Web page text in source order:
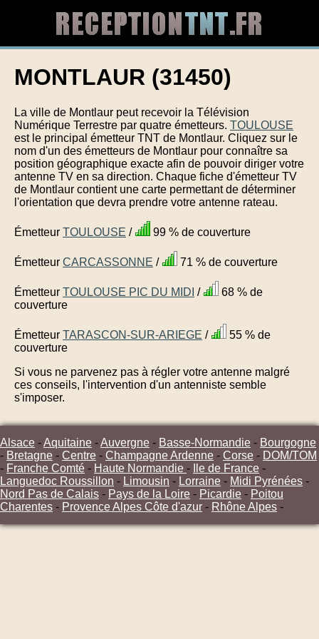
MONTLAUR (31450)
La ville de Montlaur peut recevoir la Télévision
Numérique Terrestre par quatre émetteurs. TOULOUSE
est le principal émetteur TNT de Montlaur. Cliquez sur le
nom d'un des émetteurs de Montlaur pour connaître sa
position géographique exacte afin de pouvoir diriger votre
antenne TV en sa direction. Chaque fiche d'émetteur TV
de Montlaur contient une carte permettant de déterminer
l'orientation que devra prendre votre antenne rateau.
Émetteur TOULOUSE / 99 % de couverture
Émetteur CARCASSONNE / 71 % de couverture
Émetteur TOULOUSE PIC DU MIDI /
68 % de
couverture
Émetteur TARASCON-SUR-ARIEGE /
55 % de
couverture
Si vous ne parvenez pas à régler votre antenne malgré
ces conseils, l'intervention d'un antenniste semble
s'imposer.
Alsace -Aquitaine -Auvergne - Basse-Normandie - Bourgogne
- Bretagne - Centre - Champagne Ardenne - Corse - DOM/TOM
- Franche Comté - Haute Normandie - Ile de France -
Languedoc Roussillon - Limousin - Lorraine - Midi Pyrénées -
Nord Pas de Calais - Pays de la Loire - Picardie - Poitou
Charentes - Provence Alpes Côte d'azur - Rhône Alpes -